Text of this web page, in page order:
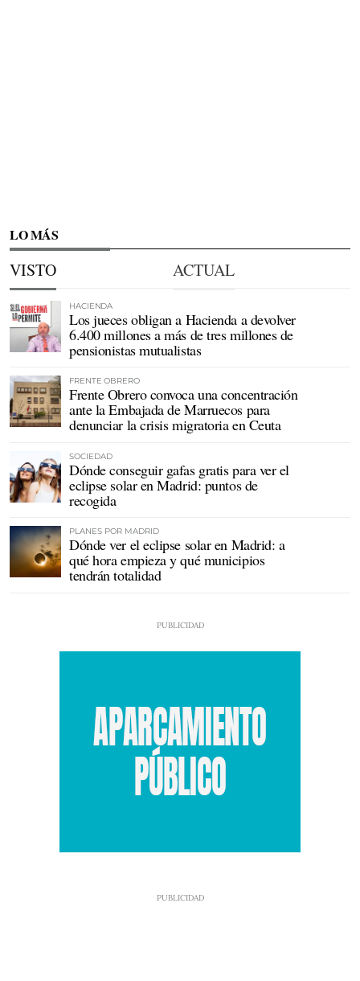
LO MÁS
VISTO ACTUAL
HACIENDA
Los jueces obligan a Hacienda a devolver
6.400 millones a más de tres millones de
pensionistas mutualistas
FRENTE OBRERO
Frente Obrero convoca una concentración
ante la Embajada de Marruecos para
denunciar la crisis migratoria en Ceuta
SOCIEDAD
Dónde conseguir gafas gratis para ver el
eclipse solar en Madrid: puntos de
recogida
PLANES POR MADRID
Dónde ver el eclipse solar en Madrid: a
qué hora empieza y qué municipios
tendrán totalidad